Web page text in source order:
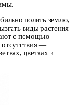
полить землю,
виды растения
с помощью
отсутствия —
цветках и